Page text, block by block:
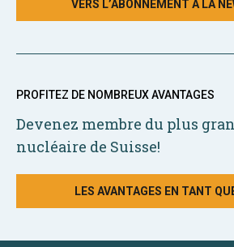
VERS L’ABONNEMENT À LA
PROFITEZ DE NOMBREUX AVANTAGES
Devenez membre du plus
nucléaire de Suisse!
LES AVANTAGES EN TANT